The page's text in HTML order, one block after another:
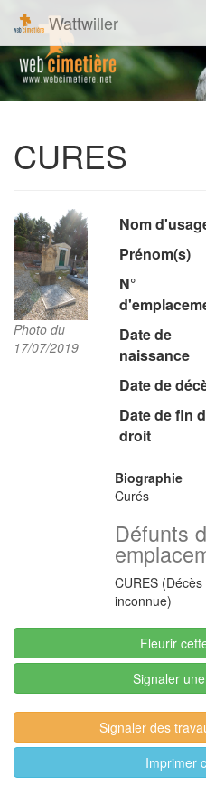
Wattwiller
CURES
Photo du
17/07/2019
Nom
Prénom(s)
N°
Date de
naissance
Date de
Date de fin
droit
Biographie
Curés
Défunts
CURES
inconnue)
Fleurir
Signaler
Signaler des
Imprimer